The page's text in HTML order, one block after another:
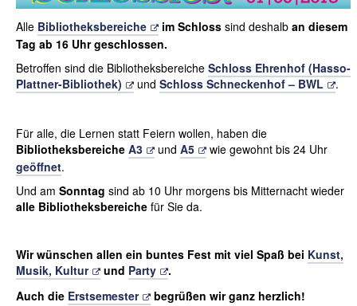
Alle Bibliotheksbereiche im Schloss sind deshalb an diesem
Tag ab 16 Uhr geschlossen.
Betroffen sind die Bibliotheksbereiche Schloss Ehrenhof (Hasso-
Plattner-Bibliothek)
und Schloss Schneckenhof – BWL .
Für alle, die Lernen statt Feiern wollen, haben die
Bibliotheksbereiche A3 und A5
wie gewohnt bis 24 Uhr
geöffnet.
Und am Sonntag sind ab 10 Uhr morgens bis Mitternacht wieder
alle Bibliotheksbereiche für Sie da.
Wir wünschen allen ein buntes Fest mit viel Spaß bei Kunst,
Musik, Kultur
und Party
.
Auch die Erstsemester begrüßen wir ganz herzlich!